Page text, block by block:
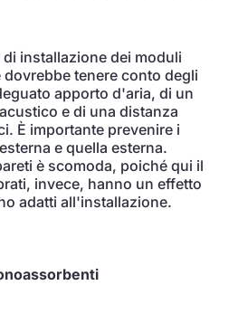
installazione dei moduli
tenere conto degli
apporto d'aria, di un
e di una distanza
È importante prevenire i
e quella esterna.
è scomoda, poiché qui il
invece, hanno un effetto
adatti all'installazione.